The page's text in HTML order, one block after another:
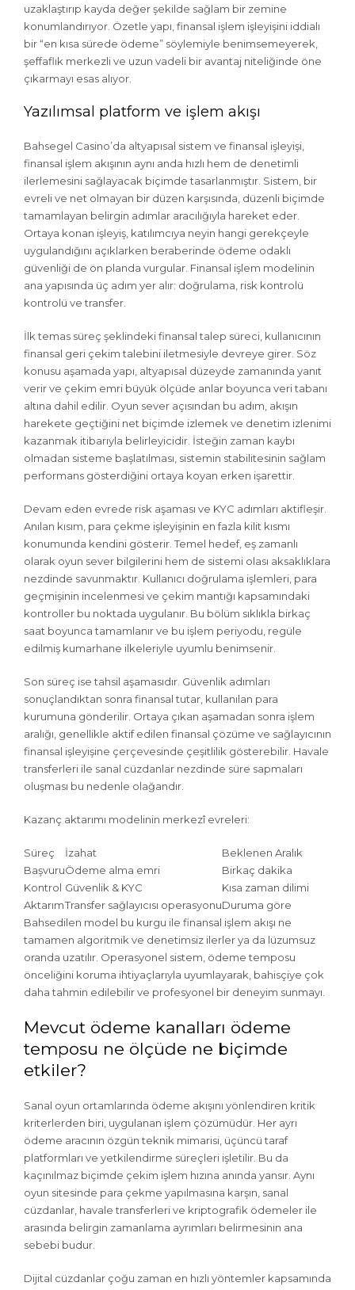
uzaklaştırıp kayda değer şekilde sağlam bir zemine
konumlandırıyor. Özetle yapı, finansal işlem işleyişini iddialı
bir “en kısa sürede ödeme” söylemiyle benimsemeyerek,
şeffaflık merkezli ve uzun vadeli bir avantaj niteliğinde öne
çıkarmayı esas alıyor.
Yazılımsal platform ve işlem akışı
Bahsegel Casino’da altyapısal sistem ve finansal işleyişi,
finansal işlem akışının aynı anda hızlı hem de denetimli
ilerlemesini sağlayacak biçimde tasarlanmıştır. Sistem, bir
evreli ve net olmayan bir düzen karşısında, düzenli biçimde
tamamlayan belirgin adımlar aracılığıyla hareket eder.
Ortaya konan işleyiş, katılımcıya neyin hangi gerekçeyle
uygulandığını açıklarken beraberinde ödeme odaklı
güvenliği de ön planda vurgular. Finansal işlem modelinin
ana yapısında üç adım yer alır: doğrulama, risk kontrolü
kontrolü ve transfer.
İlk temas süreç şeklindeki finansal talep süreci, kullanıcının
finansal geri çekim talebini iletmesiyle devreye girer. Söz
konusu aşamada yapı, altyapısal düzeyde zamanında yanıt
verir ve çekim emri büyük ölçüde anlar boyunca veri tabanı
altına dahil edilir. Oyun sever açısından bu adım, akışın
harekete geçtiğini net biçimde izlemek ve denetim izlenimi
kazanmak itibarıyla belirleyicidir. İsteğin zaman kaybı
olmadan sisteme başlatılması, sistemin stabilitesinin sağlam
performans gösterdiğini ortaya koyan erken işarettir.
Devam eden evrede risk aşaması ve KYC adımları aktifleşir.
Anılan kısım, para çekme işleyişinin en fazla kilit kısmı
konumunda kendini gösterir. Temel hedef, eş zamanlı
olarak oyun sever bilgilerini hem de sistemi olası aksaklıklara
nezdinde savunmaktır. Kullanıcı doğrulama işlemleri, para
geçmişinin incelenmesi ve çekim mantığı kapsamındaki
kontroller bu noktada uygulanır. Bu bölüm sıklıkla birkaç
saat boyunca tamamlanır ve bu işlem periyodu, regüle
edilmiş kumarhane ilkeleriyle uyumlu benimsenir.
Son süreç ise tahsil aşamasıdır. Güvenlik adımları
sonuçlandıktan sonra finansal tutar, kullanılan para
kurumuna gönderilir. Ortaya çıkan aşamadan sonra işlem
aralığı, genellikle aktif edilen finansal çözüme ve sağlayıcının
finansal işleyişine çerçevesinde çeşitlilik gösterebilir. Havale
transferleri ile sanal cüzdanlar nezdinde süre sapmaları
oluşması bu nedenle olağandır.
Kazanç aktarımı modelinin merkezî evreleri:
Süreç İzahat
Beklenen Aralık
BaşvuruÖdeme alma emri
Birkaç dakika
Kontrol Güvenlik & KYC
Kısa zaman dilimi
AktarımTransfer sağlayıcısı operasyonuDuruma göre
Bahsedilen model bu kurgu ile finansal işlem akışı ne
tamamen algoritmik ve denetimsiz ilerler ya da lüzumsuz
oranda uzatılır. Operasyonel sistem, ödeme temposu
önceliğini koruma ihtiyaçlarıyla uyumlayarak, bahisçiye çok
daha tahmin edilebilir ve profesyonel bir deneyim sunmayı.
Mevcut ödeme kanalları ödeme
temposu ne ölçüde ne biçimde
etkiler?
Sanal oyun ortamlarında ödeme akışını yönlendiren kritik
kriterlerden biri, uygulanan işlem çözümüdür. Her ayrı
ödeme aracının özgün teknik mimarisi, üçüncü taraf
platformları ve yetkilendirme süreçleri işletilir. Bu da
kaçınılmaz biçimde çekim işlem hızına anında yansır. Aynı
oyun sitesinde para çekme yapılmasına karşın, sanal
cüzdanlar, havale transferleri ve kriptografik ödemeler ile
arasında belirgin zamanlama ayrımları belirmesinin ana
sebebi budur.
Dijital cüzdanlar çoğu zaman en hızlı yöntemler kapsamında